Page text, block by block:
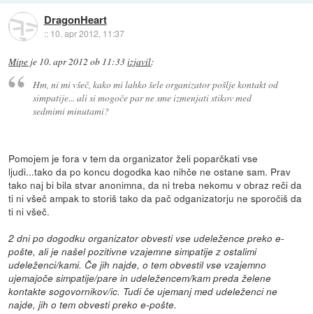
DragonHeart
:: 10. apr 2012, 11:37
Mipe je 10. apr 2012 ob 11:33izjavil:
Hm, ni mi všeč, kako mi lahko šele organizator pošlje kontakt od
simpatije... ali si mogoče par ne sme izmenjati stikov med
sedmimi minutami?
Pomojem je fora v tem da organizator želi poparčkati vse
ljudi...tako da po koncu dogodka kao nihče ne ostane sam. Prav
tako naj bi bila stvar anonimna, da ni treba nekomu v obraz reči da
ti ni všeč ampak to storiš tako da pač odganizatorju ne sporočiš da
ti ni všeč.
2 dni po dogodku organizator obvesti vse udeležence preko e-
pošte, ali je našel pozitivne vzajemne simpatije z ostalimi
udeleženci/kami. Če jih najde, o tem obvestil vse vzajemno
ujemajoče simpatije/pare in udeležencem/kam preda želene
kontakte sogovornikov/ic. Tudi če ujemanj med udeleženci ne
najde, jih o tem obvesti preko e-pošte.